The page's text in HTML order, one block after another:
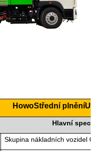
HowoStřední plnění
Hlavní
Skupina nákladních vozidel